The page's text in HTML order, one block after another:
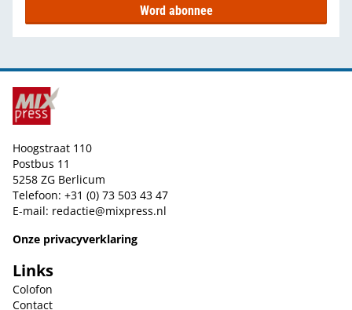
Word abonnee
Hoogstraat 110
Postbus 11
5258 ZG Berlicum
Telefoon: +31 (0) 73 503 43 47
E-mail: redactie@mixpress.nl
Onze privacyverklaring
Links
Colofon
Contact